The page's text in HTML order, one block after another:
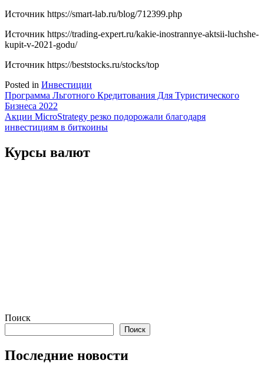
Источник https://smart-lab.ru/blog/712399.php
Источник https://trading-expert.ru/kakie-inostrannye-aktsii-luchshe-
kupit-v-2021-godu/
Источник https://beststocks.ru/stocks/top
Posted in Инвестиции
Навигация
по
записям
Программа Льготного Кредитования Для Туристического
Бизнеса 2022
Акции MicroStrategy резко подорожали благодаря
инвестициям в биткоины
Курсы валют
Поиск
Поиск
Последние новости